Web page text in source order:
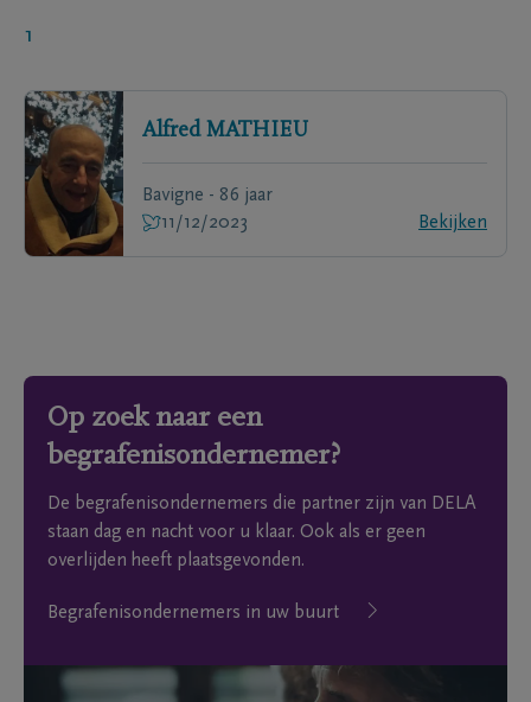
1
Alfred MATHIEU
Bavigne - 86 jaar
11/12/2023
Bekijken
Op zoek naar een
begrafenisondernemer?
De begrafenisondernemers die partner zijn van DELA
staan dag en nacht voor u klaar. Ook als er geen
overlijden heeft plaatsgevonden.
Begrafenisondernemers in uw buurt